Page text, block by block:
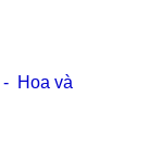
- Hoa và